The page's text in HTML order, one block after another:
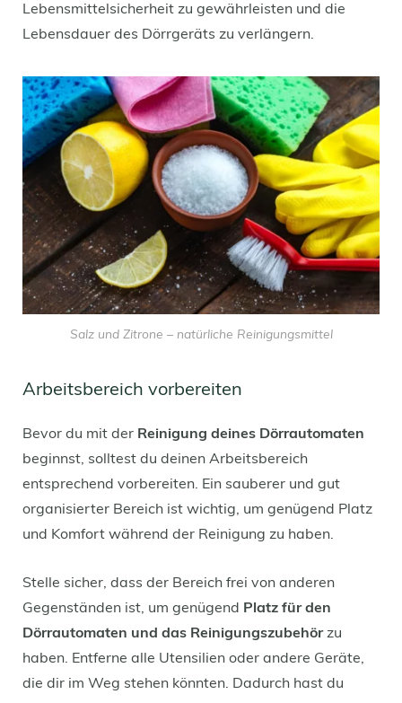
Lebensmittelsicherheit zu gewährleisten und die
Lebensdauer des Dörrgeräts zu verlängern.
Salz und Zitrone – natürliche Reinigungsmittel
Arbeitsbereich vorbereiten
Bevor du mit der Reinigung deines Dörrautomaten
beginnst, solltest du deinen Arbeitsbereich
entsprechend vorbereiten. Ein sauberer und gut
organisierter Bereich ist wichtig, um genügend Platz
und Komfort während der Reinigung zu haben.
Stelle sicher, dass der Bereich frei von anderen
Gegenständen ist, um genügend
Platz für den
Dörrautomaten und das Reinigungszubehörzu
haben. Entferne alle Utensilien oder andere Geräte,
die dir im Weg stehen könnten. Dadurch hast du